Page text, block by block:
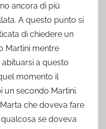
ancora di più
A questo punto si
di chiedere un
Martini mentre
abituarsi a questo
momento il
un secondo Martini.
che doveva fare
se doveva